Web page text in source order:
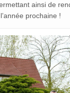
ainsi de
prochaine !